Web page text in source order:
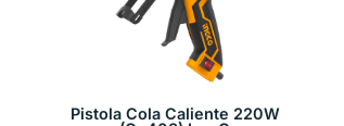
Pistola Cola Caliente 220W